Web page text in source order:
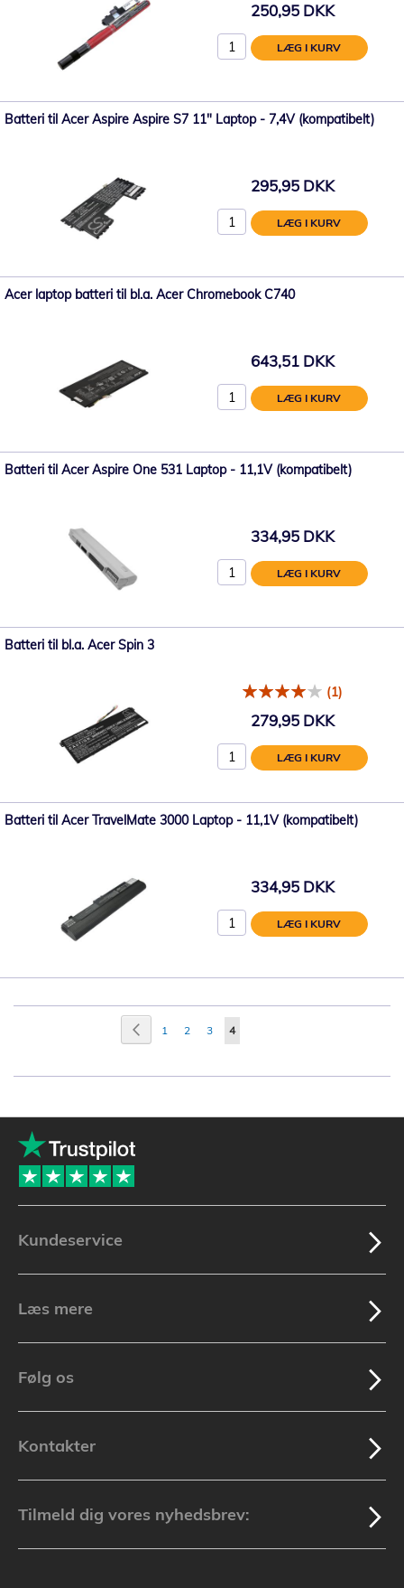
250,95 DKK
LÆG I KURV
Batteri til Acer Aspire Aspire S7 11" Laptop - 7,4V (kompatibelt)
295,95 DKK
LÆG I KURV
Acer laptop batteri til bl.a. Acer Chromebook C740
643,51 DKK
LÆG I KURV
Batteri til Acer Aspire One 531 Laptop - 11,1V (kompatibelt)
334,95 DKK
LÆG I KURV
Batteri til bl.a. Acer Spin 3
(1)
279,95 DKK
LÆG I KURV
Batteri til Acer TravelMate 3000 Laptop - 11,1V (kompatibelt)
334,95 DKK
LÆG I KURV
Side
Side
Tilbage
Side
1 Side
2 Side
3
Du
4
Kundeservice
Læs mere
Følg os
Kontakter
Tilmeld dig vores nyhedsbrev: